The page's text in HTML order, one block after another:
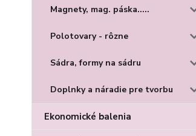
Magnety, mag. páska.....
Polotovary - rôzne
Sádra, formy na sádru
Doplnky a náradie pre tvorbu
Ekonomické balenia